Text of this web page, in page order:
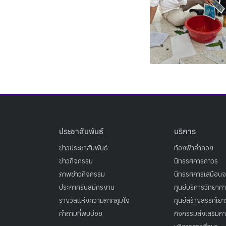
ประชาสัมพันธ์
ข่าวประชาสัมพันธ์
ข่าวกิจกรรม
ภาพข่าวกิจกรรม
ประกาศรับสมัครงาน
รางวัลแห่งความภาคภูมิใจ
คำถามที่พบบ่อย
บริการ
ท้องฟ้าจำลอง
นิทรรศการถาวร
นิทรรศการเสมือน
ศูนย์บริการวิทยาศ
ศูนย์สร้างสรรค์เย
กิจกรรมส่งเสริมก